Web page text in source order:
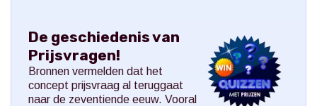
De geschiedenis van
Prijsvragen!
Bronnen vermelden dat het
concept prijsvraag al teruggaat
naar de zeventiende eeuw. Vooral